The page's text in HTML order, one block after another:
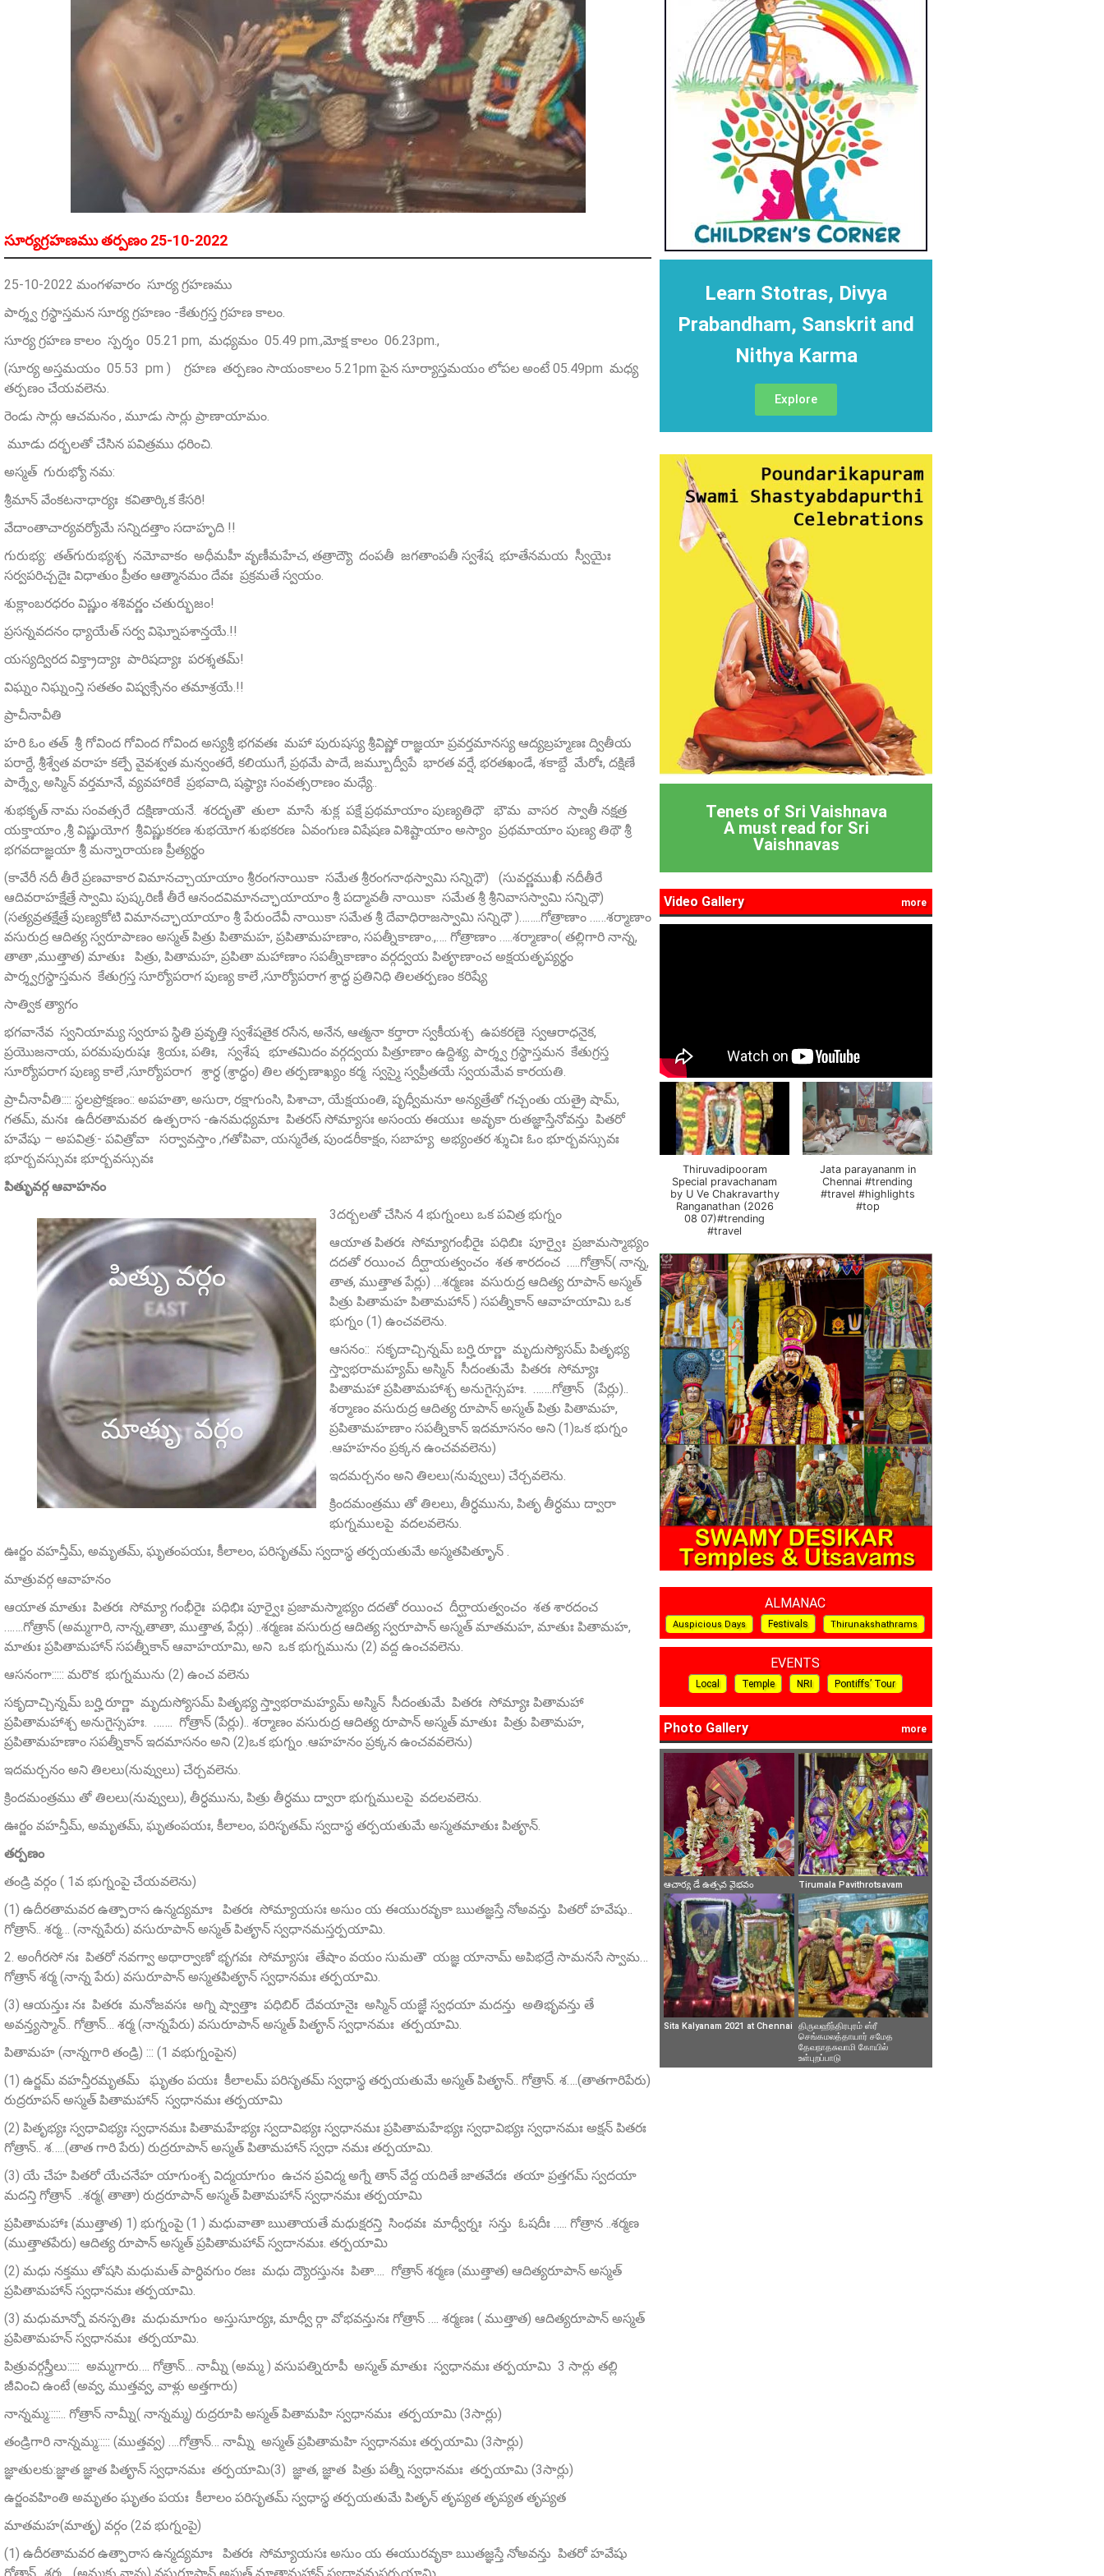
సూర్యగ్రహణము తర్పణం 25-10-2022
25-10-2022 మంగళవారం సూర్య గ్రహణము
పార్శ్వ గ్రస్థాస్తమన సూర్య గ్రహణం -కేతుగ్రస్త గ్రహణ కాలం.
సూర్య గ్రహణ కాలం స్పర్శం 05.21 pm, మధ్యమం 05.49 pm.,మోక్ష కాలం 06.23pm.,
(సూర్య అస్తమయం 05.53 pm ) గ్రహణ తర్పణం సాయంకాలం 5.21pm పైన సూర్యాస్తమయం లోపల అంటే 05.49pm మధ్య
తర్పణం చేయవలెను.
రెండు సార్లు ఆచమనం , మూడు సార్లు ప్రాణాయామం.
మూడు దర్భలతో చేసిన పవిత్రము ధరించి.
అస్మత్‌ గురుభ్యో నమ:
శ్రీమాన్‌ వేంకటనాధార్యః కవితార్కిక కేసరి!
వేదాంతాచార్యవర్యోమే సన్నిదత్తాం సదాహృది !!
గురుభ్య: తత్‌గురుభ్యశ్చ నమోవాకం అధీమహీ వృణీమహేచ, తత్రాద్యౌ దంపతీ జగతాంపతీ స్వశేష భూతేనమయ స్వీయైః
సర్వపరిచ్చదైః విధాతుం ప్రీతం ఆత్మానమం దేవః ప్రక్రమతే స్వయం.
శుక్లాంబరధరం విష్ణుం శశివర్ణం చతుర్భుజం!
ప్రసన్నవదనం ధ్యాయేత్ సర్వ విఘ్నోపశాన్తయే.!!
యస్యద్విరద విక్త్రాద్యాః పారిషద్యాః పరశ్శతమ్‌!
విఘ్నం నిఘ్నంన్తి సతతం విష్వక్సేనం తమాశ్రయే.!!
ప్రాచీనావీతి
హరి ఓం తత్ శ్రీ గోవింద గోవింద గోవింద అస్యశ్రీ భగవతః మహా పురుషస్య శ్రీవిష్ణో రాజ్ఞయా ప్రవర్తమానస్య ఆద్యబ్రహ్మణః ద్వితీయ
పరార్దే, శ్రీశ్వేత వరాహ కల్పే వైవశ్వత మన్వంతరే, కలియుగే, ప్రథమే పాదే, జమ్బూద్వీపే భారత వర్షే, భరతఖండే, శకాబ్దే మేరోః, దక్షిణే
పార్శ్వే, అస్మిన్ వర్తమానే, వ్యవహారికే ప్రభవాది, షష్ఠ్యాః సంవత్సరాణం మధ్యే..
శుభకృత్ నామ సంవత్సరే దక్షిణాయనే. శరదృతౌ తులా మాసే శుక్ల పక్షే ప్రథమాయాం పుణ్యతిధౌ భౌమ వాసర స్వాతీ నక్షత్ర
యక్తాయాం ,శ్రీ విష్ణుయోగ శ్రీవిష్ణుకరణ శుభయోగ శుభకరణ ఏవంగుణ విషేషణ విశిష్టాయాం అస్యాం ప్రథమాయాం పుణ్య తిథౌ శ్రీ
భగవదాజ్ఞయా శ్రీ మన్నారాయణ ప్రీత్యర్థం
(కావేరీ నదీ తీరే ప్రణవాకార విమానచ్చాయాయాం శ్రీరంగనాయికా సమేత శ్రీరంగనాథస్వామి సన్నిధౌ) (సువర్ణముఖీ నదీతీరే
ఆదివరాహక్షేత్రే స్వామి పుష్కరిణీ తీరే ఆనందవిమానచ్ఛాయాయాం శ్రీ పద్మావతీ నాయికా సమేత శ్రీ శ్రీనివాసస్వామి సన్నిధౌ)
(సత్యవ్రతక్షేత్రే పుణ్యకోటి విమానచ్ఛాయాయాం శ్రీ పేరుందేవీ నాయికా సమేత శ్రీ దేవాధిరాజస్వామి సన్నిధౌ )……..గోత్రాణాం ……శర్మాణాం
వసురుద్ర ఆదిత్య స్వరూపాణం అస్మత్‌ పిత్రు పితామహ, ప్రపితామహణాం, సపత్నీకాణాం.,…. గోత్రాణాం …..శర్మాణాం( తల్లిగారి నాన్న,
తాతా ,ముత్తాత) మాతుః పిత్రు, పితామహ, ప్రపితా మహాణాం సపత్నీకాణాం వర్గద్వయ పితౄణాంచ అక్షయతృప్యర్థం
పార్శ్వగ్రస్థాస్తమన కేతుగ్రస్త సూర్యోపరాగ పుణ్య కాలే ,సూర్యోపరాగ శ్రాద్ధ ప్రతినిధి తిలతర్పణం కరిష్యే
సాత్విక త్యాగం
భగవానేవ స్వనియామ్య స్వరూప స్థితి ప్రవృత్తి స్వశేషతైక రసేన, అనేన, ఆత్మనా కర్తారా స్వకీయశ్చ ఉపకరణై స్వఆరాధనైక,
ప్రయొజనాయ, పరమపురుషః శ్రియః, పతిః, స్వశేష భూతమిదం వర్గద్వయ పిత్రూణాం ఉద్దిశ్య. పార్శ్వ గ్రస్థాస్తమన కేతుగ్రస్త
సూర్యోపరాగ పుణ్య కాలే ,సూర్యోపరాగ శ్రార్ధ (శ్రాద్ధం) తిల తర్పణాఖ్యం కర్మ స్వస్మై స్వప్రీతయే స్వయమేవ కారయతి.
ప్రాచీనావీతి:::: స్థలప్రోక్షణం:: అపహతా, అసురా, రక్షాగుంసి, పిశాచా, యేక్షయంతి, పృధ్వీమనూ అన్యత్రేతో గచ్చంతు యత్రై షామ్‌,
గతమ్‌, మనః ఉదీరతామవర ఉత్పరాస -ఉనమధ్యమాః పితరస్ సోమ్యాసః అసంయ ఈయుః అవృకా రుతజ్ఞాస్తేనోవన్తు పితరో
హవేషు – అపవిత్ర:- పవిత్రోవా సర్వావస్తాం ,గతోపివా, యస్మరేత, పుండరీకాక్షం, సబాహ్య అభ్యంతర శ్శుచిః ఓం భూర్బవస్సువః
భూర్బవస్సువః భూర్బవస్సువః
పితృువర్గ ఆవాహనం
3దర్బలతో చేసిన 4 భుగ్నంలు ఒక పవిత్ర భుగ్నం
ఆయాత పితరః సోమ్యాగంభీరైః పధిబిః పూర్వైః ప్రజామస్మాభ్యం
దదతో రయించ దీర్ఘాయత్వంచం శత శారదంచ …..గోత్రాన్‌( నాన్న,
తాత, ముత్తాత పేర్లు) …శర్మణః వసురుద్ర ఆదిత్య రూపాన్‌ అస్మత్‌
పిత్రు పితామహ పితామహాన్‌ ) సపత్నీకాన్ ఆవాహయామి ఒక
భుగ్నం (1) ఉంచవలెను.
ఆసనం:: సకృదాచ్చిన్నమ్‌ బర్హి రూర్ణా మృదుస్యోసమ్‌ పితృభ్య
స్త్వాభరామహ్యమ్‌ అస్మిన్ సీదంతుమే పితరః సోమ్యాః
పితామహా ప్రపితామహాశ్చ అనుగైస్సహః. …….గోత్రాన్ (పేర్లు)..
శర్మాణం వసురుద్ర ఆదిత్య రూపాన్‌ అస్మత్‌ పిత్రు పితామహ,
ప్రపితామహణాం సపత్నీకాన్ ఇదమాసనం అని (1)ఒక భుగ్నం
.ఆహహనం ప్రక్కన ఉంచవవలెను)
ఇదమర్చనం అని తిలలు(నువ్వులు) చేర్చవలెను.
క్రిందమంత్రము తో తిలలు, తీర్ధమును, పితృ తీర్ధము ద్వారా
భుగ్నములపై వదలవలెను.
ఊర్జం వహన్తీమ్‌, అమృతమ్‌, ఘృతంపయః, కీలాలం, పరిసృతమ్‌ స్వదాస్థ తర్పయతుమే అస్మతపితృూన్ .
మాత్రువర్గ ఆవాహనం
ఆయాత మాతుః పితరః సోమ్యా గంభీరైః పధిభిః పూర్వైః ప్రజామస్మాభ్యం దదతో రయించ దీర్ఘాయత్వంచం శత శారదంచ
…….గోత్రాన్‌ (అమ్మగారి, నాన్న,తాతా, ముత్తాత, పేర్లు) ..శర్మణః వసురుద్ర ఆదిత్య స్వరూపాన్‌ అస్మత్‌ మాతమహ, మాతుః పితామహ,
మాతుః ప్రపితామహాన్ సపత్నీకాన్ ఆవాహయామి, అని ఒక భుగ్నమును (2) వద్ద ఉంచవలెను.
ఆసనంగా::::: మరొక భుగ్నమును (2) ఉంచ వలెను
సకృదాచ్చిన్నమ్‌ బర్హి రూర్ణా మృదుస్యోసమ్‌ పితృభ్య స్త్వాభరామహ్యమ్‌ అస్మిన్ సీదంతుమే పితరః సోమ్యాః పితామహా
ప్రపితామహాశ్చ అనుగైస్సహః. ……. గోత్రాన్ (పేర్లు).. శర్మాణం వసురుద్ర ఆదిత్య రూపాన్‌ అస్మత్‌ మాతుః పిత్రు పితామహ,
ప్రపితామహణాం సపత్నీకాన్ ఇదమాసనం అని (2)ఒక భుగ్నం .ఆహహనం ప్రక్కన ఉంచవవలెను)
ఇదమర్చనం అని తిలలు(నువ్వులు) చేర్చవలెను.
క్రిందమంత్రము తో తిలలు(నువ్వులు), తీర్ధమును, పిత్రు తీర్ధము ద్వారా భుగ్నములపై వదలవలెను.
ఊర్జం వహన్తీమ్‌, అమృతమ్‌, ఘృతంపయః, కీలాలం, పరిసృతమ్‌ స్వదాస్థ తర్పయతుమే అస్మతమాతుః పితౄన్‌.
తర్పణం
తండ్రి వర్గం ( 1వ భుగ్నంపై చేయవలెను)
(1) ఉదీరతామవర ఉత్పారాస ఉన్మద్యమాః పితరః సోమ్యాయసః అసుం య ఈయురవృకా ఋతజ్ఞస్తే నోఅవన్తు పితరో హవేషు..
గోత్రాన్.. శర్మ… (నాన్నపేరు) వసురూపాన్‌ అస్మత్‌ పితౄన్‌ స్వధానమస్తర్పయామి.
2. అంగీరసో నః పితరో నవగ్వా అథార్వాణో భృగవః సోమ్యాసః తేషాం వయం సుమతౌ యజ్ఞ యానామ్‌ అపిభద్రే సామనసే స్వామ…
గోత్రాన్ శర్మ (నాన్న పేరు) వసురూపాన్‌ అస్మతపితౄన్‌ స్వధానమః తర్పయామి.
(3) ఆయన్తుః నః పితరః మనోజవసః అగ్ని ష్వాత్తాః పధిబిర్ దేవయానైః అస్మిన్‌ యజ్ఞే స్వధయా మదన్తు అతిభృవన్తు తే
అవన్త్యస్మాన్‌.. గోత్రాన్… శర్మ (నాన్నపేరు) వసురూపాన్‌ అస్మత్ పితౄన్‌ స్వధానమః తర్పయామి.
పితామహ (నాన్నగారి తండ్రి) ::: (1 వభుగ్నంపైన)
(1) ఉర్జమ్‌ వహన్తీరమృతమ్ ఘృతం పయః కీలాలమ్‌ పరిసృతమ్‌ స్వధాస్థ తర్పయతుమే అస్మత్ పితౄన్‌.. గోత్రాన్. శ….(తాతగారిపేరు)
రుద్రరూపన్‌ అస్మత్‌ పితామహాన్ స్వధానమః తర్పయామి
(2) పితృభ్యః స్వధావిభ్యః స్వధానమః పితామహేభ్యః స్వదావిభ్యః స్వధానమః ప్రపితామహేభ్యః స్వధావిభ్యః స్వధానమః అక్షన్ పితరః
గోత్రాన్.. శ…..(తాత గారి పేరు) రుద్రరూపాన్ అస్మత్ పితామహాన్ స్వధా నమః తర్పయామి.
(3) యే చేహ పితరో యేచనేహ యాగుంశ్చ విద్మయాగుం ఉచన ప్రవిద్మ అగ్నే తాన్‌ వేద్ద యదితే జాతవేదః తయా ప్రత్తగమ్‌ స్వదయా
మదన్తి గోత్రాన్ ..శర్మ( తాతా) రుద్రరూపాన్‌ అస్మత్‌ పితామహాన్‌ స్వధానమః తర్పయామి
ప్రపితామహాః (ముత్తాత) 1) భుగ్నంపై (1 ) మధువాతా ఋతాయతే మధుక్షరన్తి సింధవః మాధ్వీర్నః సన్తు ఓషదీః ….. గోత్రాన ..శర్మణ
(ముత్తాతపేరు) ఆదిత్య రూపాన్‌ అస్మత్‌ ప్రపితామహావ్‌ స్వదానమః. తర్పయామి
(2) మధు నక్తము తోషసి మధుమత్‌ పార్ధివగుం రజః మధు ద్యౌరస్తునః పితా…. గోత్రాన్ శర్మణ (ముత్తాత) ఆదిత్యరూపాన్‌ అస్మత్‌
ప్రపితామహాన్‌ స్వధానమః తర్పయామి.
(3) మధుమాన్నో వనస్పతిః మధుమాగుం అస్తుసూర్యః, మాధ్వీ ర్గా వోభవన్తునః గోత్రాన్ …. శర్మణః ( ముత్తాత) ఆదిత్యరూపాన్‌ అస్మత్‌
ప్రపితామహన్‌ స్వధానమః తర్పయామి.
పిత్రువర్గస్త్రీలు::::: అమ్మగారు…. గోత్రాన్… నామ్నీ (అమ్మ ) వసుపత్నిరూపీ అస్మత్‌ మాతుః స్వధానమః తర్పయామి 3 సార్లు తల్లి
జీవించి ఉంటే (అవ్వ, ముత్తవ్వ, వాళ్లు అత్తగారు)
నాన్నమ్మ:::::.. గోత్రాన్ నామ్నీ( నాన్నమ్మ) రుద్రరూపి అస్మత్‌ పితామహి స్వధానమః తర్పయామి (3సార్లు)
తండ్రిగారి నాన్నమ్మ::::: (ముత్తవ్వ) ….గోత్రాన్… నామ్నీ అస్మత్‌ ప్రపితామహి స్వధానమః తర్పయామి (3సార్లు)
జ్ఞాతులకు:జ్ఞాత జ్ఞాత పితౄన్‌ స్వధానమః తర్పయామి(3) జ్ఞాత, జ్ఞాత పిత్రు పత్నీ స్వధానమః తర్పయామి (3సార్లు)
ఉర్జంవహింతి అమృతం ఘృతం పయః కీలాలం పరిసృతమ్‌ స్వధాస్థ తర్పయతుమే పితృన్‌ తృప్యత తృప్యత తృప్యత
మాతమహ(మాతృ) వర్గం (2వ భుగ్నంపై)
(1) ఉదీరతామవర ఉత్పారాస ఉన్మద్యమాః పితరః సోమ్యాయసః అసుం య ఈయురవృకా ఋతజ్ఞస్తే నోఅవన్తు పితరో హవేషు
Learn Stotras, Divya
Prabandham, Sanskrit and
Nithya Karma
Explore
Tenets of Sri Vaishnava
A must read for Sri
Vaishnavas
Video Gallery more
Thiruvadipooram
Special pravachanam
by U Ve Chakravarthy
Ranganathan (2026
08 07)#trending
#travel
Jata parayananm in
Chennai #trending
#travel #highlights
#top
ALMANAC
Auspicious Days Festivals Thirunakshathrams
EVENTS
Local Temple NRI Pontiffs’ Tour
Photo Gallery more
ఆచార్య డే ఉత్సవ వైభవం Tirumala Pavithrotsavam
Sita Kalyanam 2021 at Chennai
திருவஹீந்திரபுரம் ஸ்ரீ
செங்கமலத்தாயார் சமேத
தேவநாதசுவாமி கோயில்
உள்புறப்பாடு